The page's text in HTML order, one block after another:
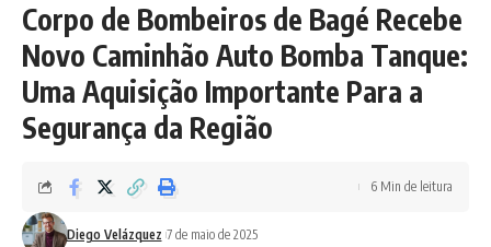
Corpo de Bombeiros de Bagé Recebe
Novo Caminhão Auto Bomba Tanque:
Uma Aquisição Importante Para a
Segurança da Região
Diego Velázquez 7 de maio de 2025
6 Min de leitura